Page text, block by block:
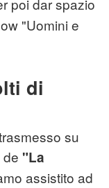
poi dar spazio
"Uomini e
di
su
"La
assistito ad